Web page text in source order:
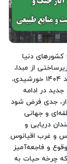
کشورهای دنیا
از مبدا،
یکی از کشورهای همسایه ایران، در تاریخ ۱۶ اسفند ۱۴۰۴ خورشیدی،
جدید در ادامه
جدی فرض شود
و جهانی
دریایی و
و غرب اقیانوس
و فاجعه‌آمیز
که چرخه حیات به